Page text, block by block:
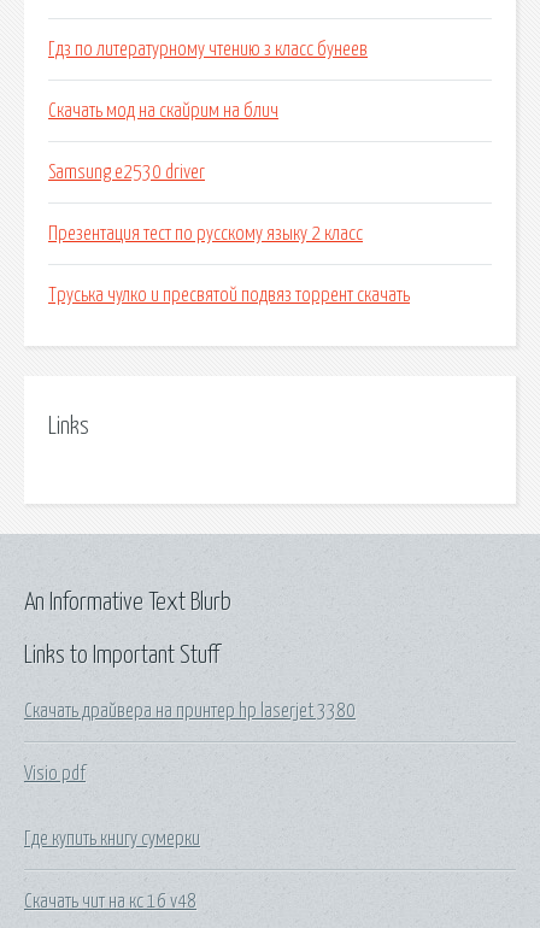
Гдз по литературному чтению з класс бунеев
Скачать мод на скайрим на блич
Samsung e2530 driver
Презентация тест по русскому языку 2 класс
Труська чулко и пресвятой подвяз торрент скачать
Links
Links to Important Stuff
Скачать драйвера на принтер hp laserjet 3380
Visio pdf
Где купить книгу сумерки
Скачать чит на кс 16 v48
An Informative Text Blurb